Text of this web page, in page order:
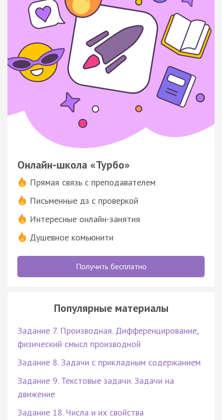
Онлайн-школа «Турбо»
Прямая связь с преподавателем
Письменные дз с проверкой
Интересные онлайн-занятия
Душевное комьюнити
Получить бесплатно
Популярные материалы
Задание 7. Производная. Дифференцирование,
физический смысл производной
Задание 8. Задачи с прикладным содержанием
Задание 9. Текстовые задачи. Задачи на
движение
Задание 18. Числа и их свойства